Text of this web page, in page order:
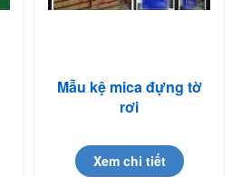
Mẫu kệ mica đựng tờ
rơi
Xem chi tiết